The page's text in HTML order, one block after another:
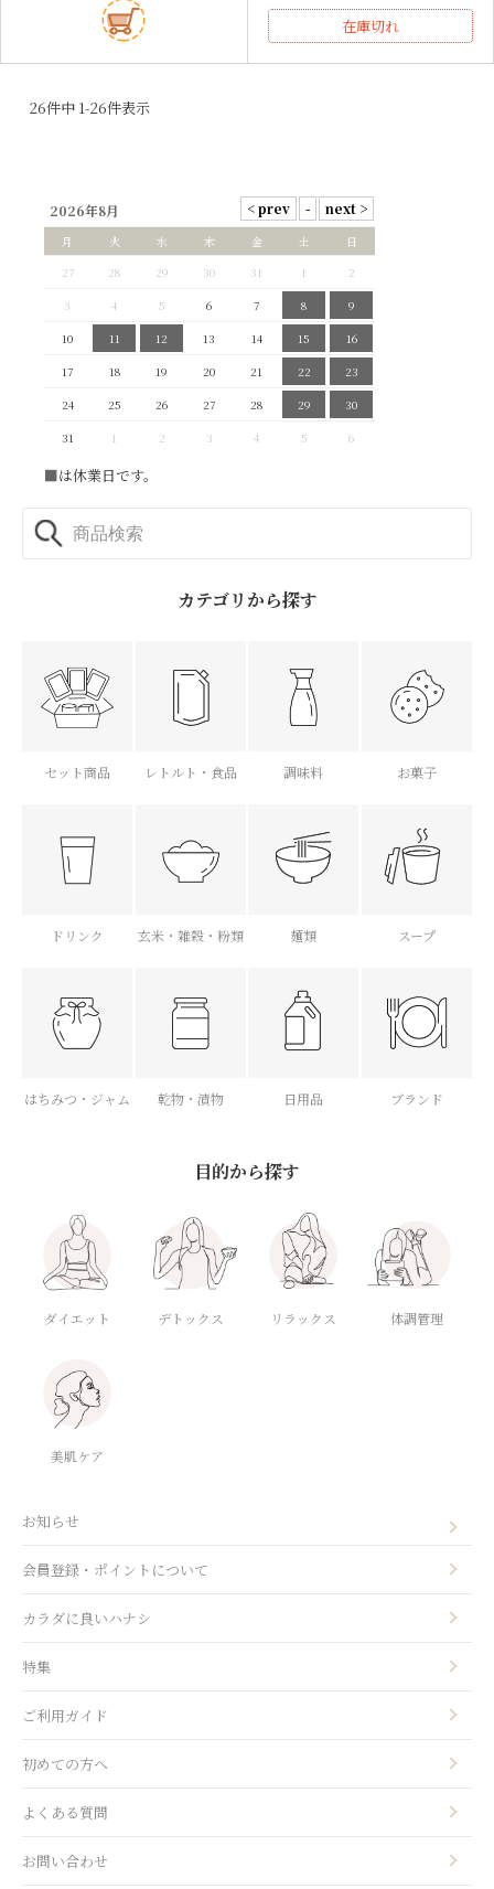
在庫切れ
26件中 1-26件表示
2026年8月
月 火 水 木 金 土
日
27
28 29 30 31 1
2
3
4 5 6 7 8
9
10
11 12 13 14 15
16
17
18 19 20 21 22
23
24
25 26 27 28 29
30
31
1 2 3 4 5 6
■は休業日です。
カテゴリから探す
セット商品 レトルト・食品 調味料 お菓子
ドリンク 玄米・雑穀・粉類 麺類 スープ
はちみつ・ジャム 乾物・漬物 日用品 ブランド
目的から探す
ダイエット デトックス リラックス 体調管理
美肌ケア
お知らせ
会員登録・ポイントについて
カラダに良いハナシ
特集
ご利用ガイド
初めての方へ
よくある質問
お問い合わせ